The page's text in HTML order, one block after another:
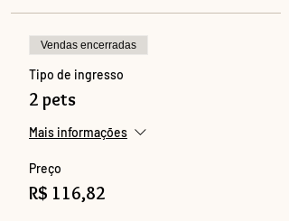
Vendas encerradas
Tipo de ingresso
2 pets
Mais informações
Preço
R$ 116,82